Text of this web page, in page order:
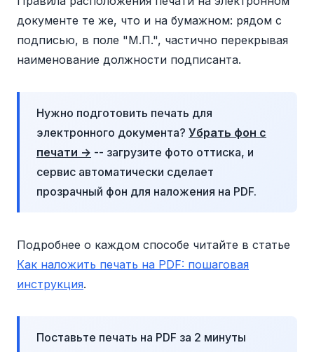
документе те же, что и на бумажном: рядом с
подписью, в поле "М.П.", частично перекрывая
наименование должности подписанта.
Нужно подготовить печать для
электронного документа? Убрать фон с
печати → -- загрузите фото оттиска, и
сервис автоматически сделает
прозрачный фон для наложения на PDF.
Подробнее о каждом способе читайте в статье
Как наложить печать на PDF: пошаговая
инструкция.
Поставьте печать на PDF за 2 минуты